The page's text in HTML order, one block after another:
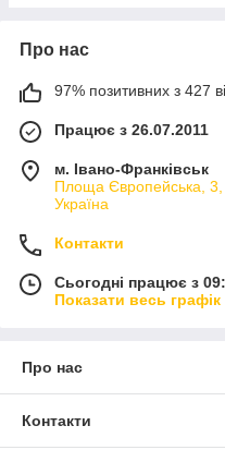
Про нас
97% позитивних з 427
Працює з 26.07.2011
м. Івано-Франківськ
Площа Європейська, 3,
Україна
Контакти
Сьогодні працює з
Показати весь
Про нас
Контакти